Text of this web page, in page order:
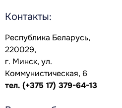
Контакты:
Республика Беларусь,
220029,
г. Минск, ул.
Коммунистическая, 6
тел. (+375 17) 379-64-13